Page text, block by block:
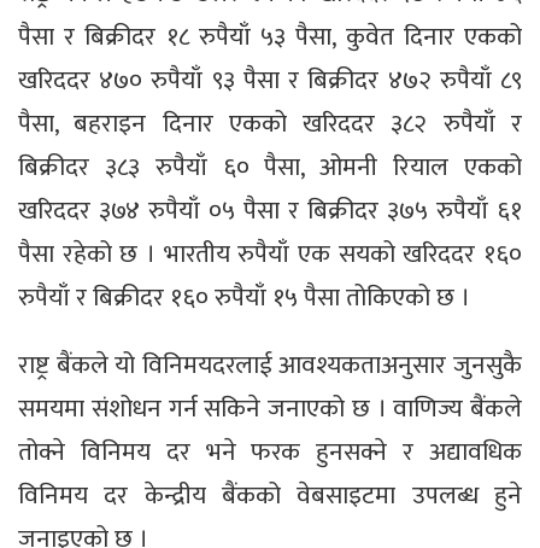
पैसा र बिक्रीदर १८ रुपैयाँ ५३ पैसा, कुवेत दिनार एकको
खरिददर ४७० रुपैयाँ ९३ पैसा र बिक्रीदर ४७२ रुपैयाँ ८९
पैसा, बहराइन दिनार एकको खरिददर ३८२ रुपैयाँ र
बिक्रीदर ३८३ रुपैयाँ ६० पैसा, ओमनी रियाल एकको
खरिददर ३७४ रुपैयाँ ०५ पैसा र बिक्रीदर ३७५ रुपैयाँ ६१
पैसा रहेको छ । भारतीय रुपैयाँ एक सयको खरिददर १६०
रुपैयाँ र बिक्रीदर १६० रुपैयाँ १५ पैसा तोकिएको छ ।
राष्ट्र बैंकले यो विनिमयदरलाई आवश्यकताअनुसार जुनसुकै
समयमा संशोधन गर्न सकिने जनाएको छ । वाणिज्य बैंकले
तोक्ने विनिमय दर भने फरक हुनसक्ने र अद्यावधिक
विनिमय दर केन्द्रीय बैंकको वेबसाइटमा उपलब्ध हुने
जनाइएको छ ।